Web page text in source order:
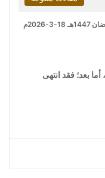
بعد؛ فقد انتهى